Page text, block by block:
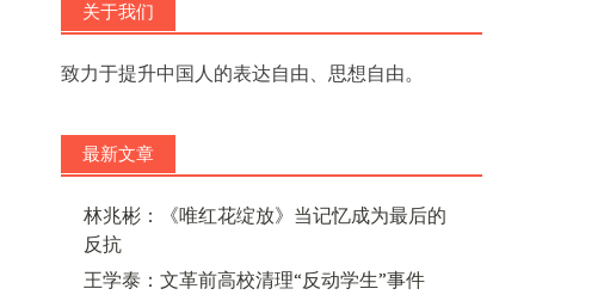
关于我们
致力于提升中国人的表达自由、思想自由。
最新文章
林兆彬：《唯红花绽放》当记忆成为最后的
反抗
王学泰：文革前高校清理“反动学生”事件